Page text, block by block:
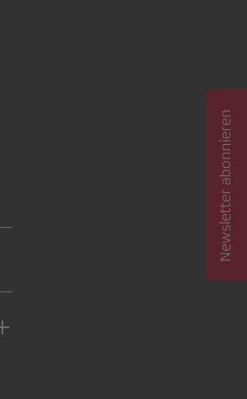
Newsletter abonnieren